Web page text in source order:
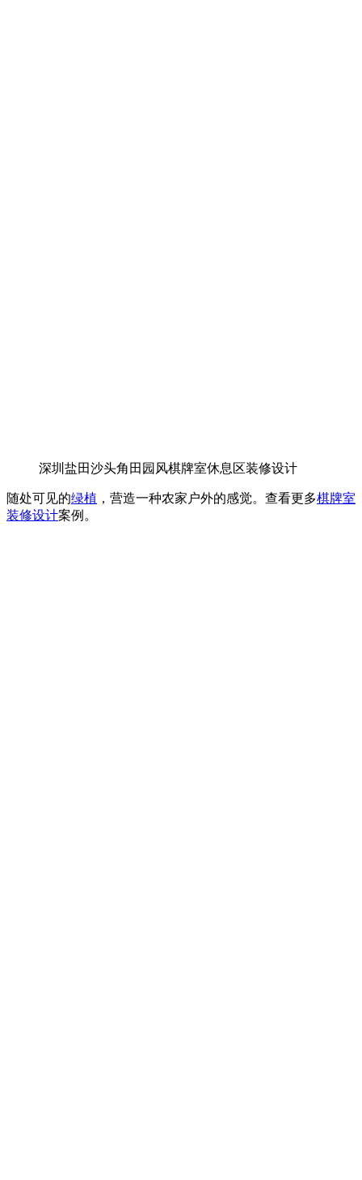
深圳盐田沙头角田园风棋牌室休息区装修设计
随处可见的绿植 ，营造一种农家户外的感觉。查看更多棋牌室
装修设计案例。